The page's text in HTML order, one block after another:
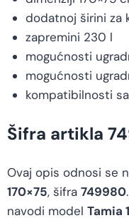
dodatnoj širini za
zapremini 230 l
mogućnosti
mogućnosti
kompatibilnosti
Šifra artikla
Ovaj opis odnosi se
170×75, šifra 749980
navodi model Tamia